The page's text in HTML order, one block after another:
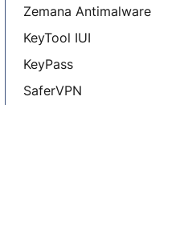
Zemana Antimalware
KeyTool IUI
KeyPass
SaferVPN